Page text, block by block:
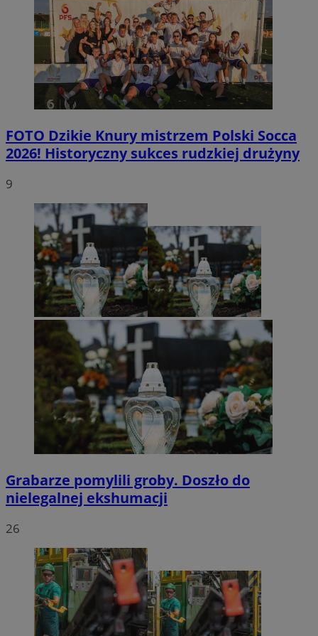
FOTO Dzikie Knury mistrzem Polski Socca
2026! Historyczny sukces rudzkiej drużyny
9
Grabarze pomylili groby. Doszło do
nielegalnej ekshumacji
26